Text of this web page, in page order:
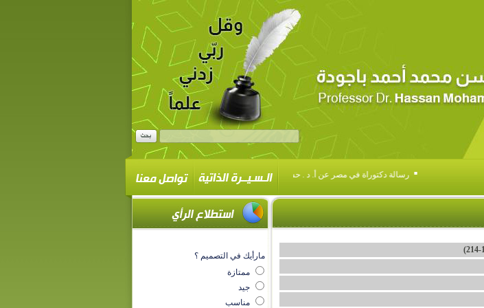
رسالة دكتوراة في مصر عن أ. د . حسن محمد باجودة بعنوان تهنئة كلية اللغة العربية أ.د. حسن بن محمّد باجودة
مارأيك في التصميم ؟
ممتازة
جيد
مناسب